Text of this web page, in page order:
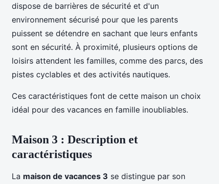
dispose de barrières de sécurité et d'un
environnement sécurisé pour que les parents
puissent se détendre en sachant que leurs enfants
sont en sécurité. À proximité, plusieurs options de
loisirs attendent les familles, comme des parcs, des
pistes cyclables et des activités nautiques.
Ces caractéristiques font de cette maison un choix
idéal pour des vacances en famille inoubliables.
Maison 3 : Description et
caractéristiques
La maison de vacances 3 se distingue par son